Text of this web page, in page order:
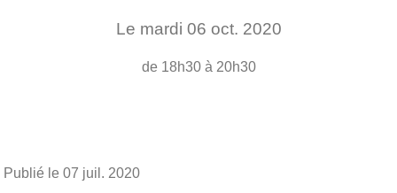
Le mardi 06 oct. 2020
de 18h30 à 20h30
Publié le 07 juil. 2020